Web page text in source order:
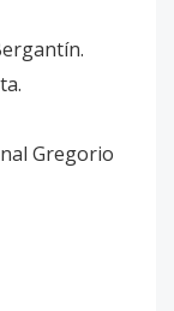
Gregorio